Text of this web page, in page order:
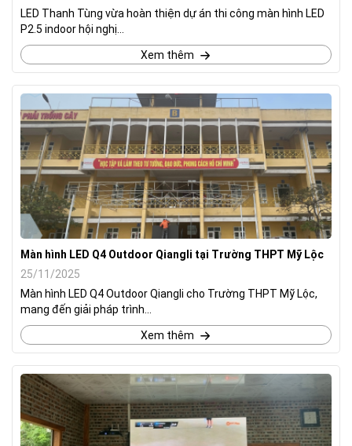
LED Thanh Tùng vừa hoàn thiện dự án thi công màn hình LED
P2.5 indoor hội nghị...
Xem thêm
Màn hình LED Q4 Outdoor Qiangli tại Trường THPT Mỹ Lộc
25/11/2025
Màn hình LED Q4 Outdoor Qiangli cho Trường THPT Mỹ Lộc,
mang đến giải pháp trình...
Xem thêm